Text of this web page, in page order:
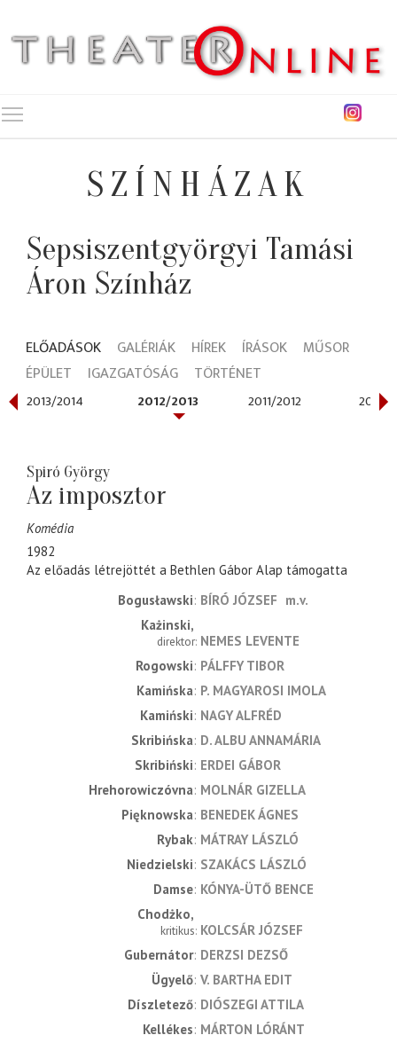
SZÍNHÁZAK
Sepsiszentgyörgyi Tamási
Áron Színház
ELŐADÁSOK GALÉRIÁK HÍREK ÍRÁSOK
MŰSOR
ÉPÜLET
IGAZGATÓSÁG TÖRTÉNET
2013/2014 2012/2013 2011/2012 2010/
Spiró György
Az imposztor
Komédia
1982
Az előadás létrejöttét a Bethlen Gábor Alap támogatta
Bogusławski BÍRÓ JÓZSEF m.v.
Każinski
direktor NEMES LEVENTE
Rogowski PÁLFFY TIBOR
Kamińska P. MAGYAROSI IMOLA
Kamiński NAGY ALFRÉD
Skribińska D. ALBU ANNAMÁRIA
Skribiński ERDEI GÁBOR
Hrehorowiczóvna MOLNÁR GIZELLA
Pięknowska BENEDEK ÁGNES
Rybak MÁTRAY LÁSZLÓ
Niedzielski SZAKÁCS LÁSZLÓ
Damse KÓNYA-ÜTŐ BENCE
Chodżko
kritikus KOLCSÁR JÓZSEF
Gubernátor DERZSI DEZSŐ
Ügyelő V. BARTHA EDIT
Díszletező DIÓSZEGI ATTILA
Kellékes MÁRTON LÓRÁNT